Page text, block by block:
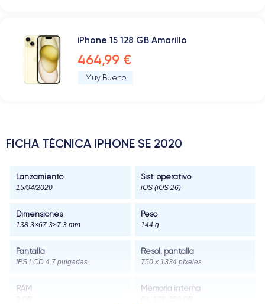
iPhone 15 128 GB Amarillo
464,99 €
Muy Bueno
FICHA TÉCNICA IPHONE SE 2020
Lanzamiento
15/04/2020
Sist. operativo
iOS (iOS 26)
Dimensiones
138.3×67.3×7.3 mm
Peso
144 g
Pantalla
IPS LCD 4.7 pulgadas
Resol. pantalla
750 x 1334 píxeles
RAM Memoria interna